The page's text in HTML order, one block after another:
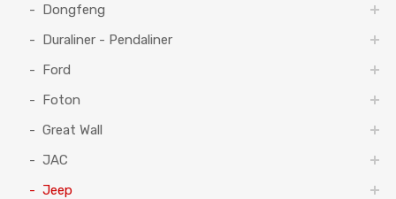
Dongfeng
Duraliner - Pendaliner
Ford
Foton
Great Wall
JAC
Jeep